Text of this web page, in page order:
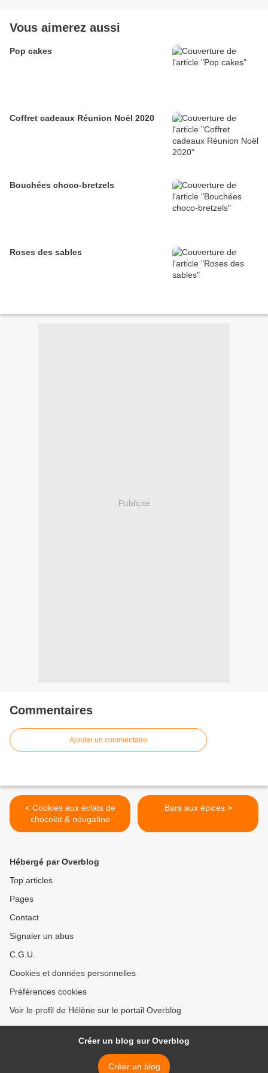
Vous aimerez aussi
Pop cakes
Coffret cadeaux Réunion Noël 2020
Bouchées choco-bretzels
Roses des sables
Publicité
Commentaires
Ajouter un commentaire
< Cookies aux éclats de
chocolat & nougatine
Bars aux épices >
Hébergé par Overblog
Top articles
Pages
Contact
Signaler un abus
C.G.U.
Cookies et données personnelles
Préférences cookies
Voir le profil de Hélène sur le portail Overblog
Créer un blog sur Overblog
Créer un blog